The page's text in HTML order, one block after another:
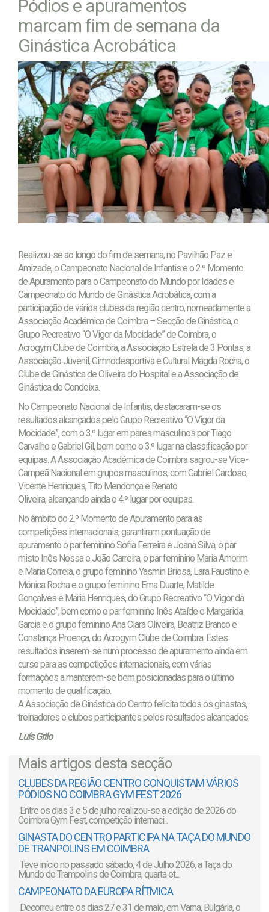
Pódios e apuramentos
marcam fim de semana da
Ginástica Acrobática
Realizou-se ao longo do fim de semana, no Pavilhão Paz e
Amizade, o Campeonato Nacional de Infantis e o 2.º Momento
de Apuramento para o Campeonato do Mundo por Idades e
Campeonato do Mundo de Ginástica Acrobática, com a
participação de vários clubes da região centro, nomeadamente a
Associação Académica de Coimbra – Secção de Ginástica, o
Grupo Recreativo “O Vigor da Mocidade” de Coimbra, o
Acrogym Clube de Coimbra, a Associação Estrela de 3 Pontas, a
Associação Juvenil, Gimnodesportiva e Cultural Magda Rocha, o
Clube de Ginástica de Oliveira do Hospital e a Associação de
Ginástica de Condeixa.
No Campeonato Nacional de Infantis, destacaram-se os
resultados alcançados pelo Grupo Recreativo “O Vigor da
Mocidade”, com o 3.º lugar em pares masculinos por Tiago
Carvalho e Gabriel Gil, bem como o 3.º lugar na classificação por
equipas. A Associação Académica de Coimbra sagrou-se Vice-
Campeã Nacional em grupos masculinos, com Gabriel Cardoso,
Vicente Henriques, Tito Mendonça e Renato
Oliveira, alcançando ainda o 4.º lugar por equipas.
No âmbito do 2.º Momento de Apuramento para as
competições internacionais, garantiram pontuação de
apuramento o par feminino Sofia Ferreira e Joana Silva, o par
misto Inês Nossa e João Carreira, o par feminino Maria Amorim
e Maria Correia, o grupo feminino Yasmin Briosa, Lara Faustino e
Mónica Rocha e o grupo feminino Ema Duarte, Matilde
Gonçalves e Maria Henriques, do Grupo Recreativo “O Vigor da
Mocidade”, bem como o par feminino Inês Ataíde e Margarida
Garcia e o grupo feminino Ana Clara Oliveira, Beatriz Branco e
Constança Proença, do Acrogym Clube de Coimbra. Estes
resultados inserem-se num processo de apuramento ainda em
curso para as competições internacionais, com várias
formações a manterem-se bem posicionadas para o último
momento de qualificação.
A Associação de Ginástica do Centro felicita todos os ginastas,
treinadores e clubes participantes pelos resultados alcançados.
Luís Grilo
Mais artigos desta secção
CLUBES DA REGIÃO CENTRO CONQUISTAM VÁRIOS
PÓDIOS NO COIMBRA GYM FEST 2026
Entre os dias 3 e 5 de julho realizou-se a edição de 2026 do
Coimbra Gym Fest, competição internaci...
GINASTA DO CENTRO PARTICIPA NA TAÇA DO MUNDO
DE TRANPOLINS EM COIMBRA
Teve início no passado sábado, 4 de Julho 2026, a Taça do
Mundo de Trampolins de Coimbra, quarta et...
CAMPEONATO DA EUROPA RÍTMICA
Decorreu entre os dias 27 e 31 de maio, em Varna, Bulgária, o